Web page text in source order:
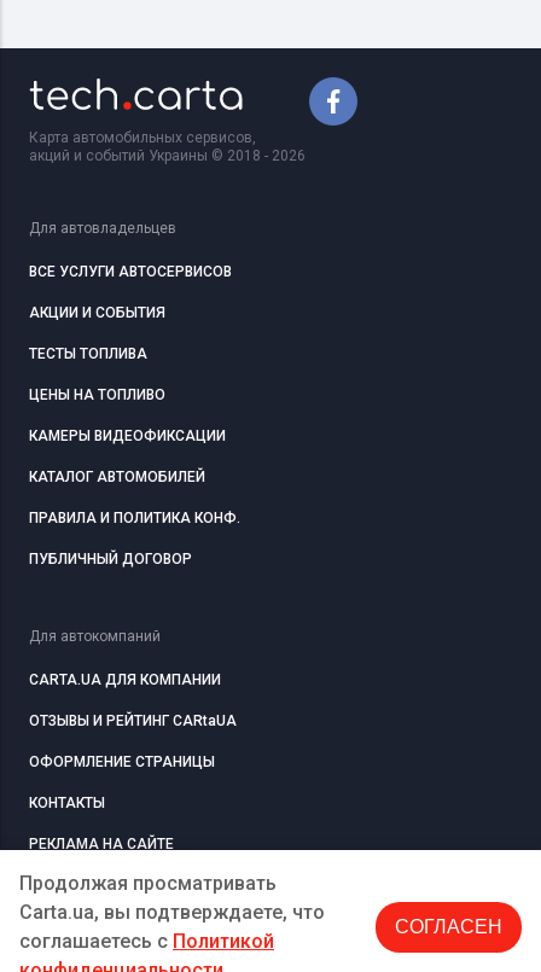
Продолжая просматривать
Carta.ua, вы подтверждаете, что
соглашаетесь c Политикой
СОГЛАСЕН
Карта автомобильных сервисов,
акций и событий Украины © 2018 - 2026
Для автовладельцев
ВСЕ УСЛУГИ АВТОСЕРВИСОВ
АКЦИИ И СОБЫТИЯ
ТЕСТЫ ТОПЛИВА
ЦЕНЫ НА ТОПЛИВО
КАМЕРЫ ВИДЕОФИКСАЦИИ
КАТАЛОГ АВТОМОБИЛЕЙ
ПРАВИЛА И ПОЛИТИКА КОНФ.
ПУБЛИЧНЫЙ ДОГОВОР
Для автокомпаний
CARTA.UA ДЛЯ КОМПАНИИ
ОТЗЫВЫ И РЕЙТИНГ CARtaUA
ОФОРМЛЕНИЕ СТРАНИЦЫ
КОНТАКТЫ
РЕКЛАМА НА САЙТЕ
РЕГИСТРАЦИЯ КОМПАНИЮ